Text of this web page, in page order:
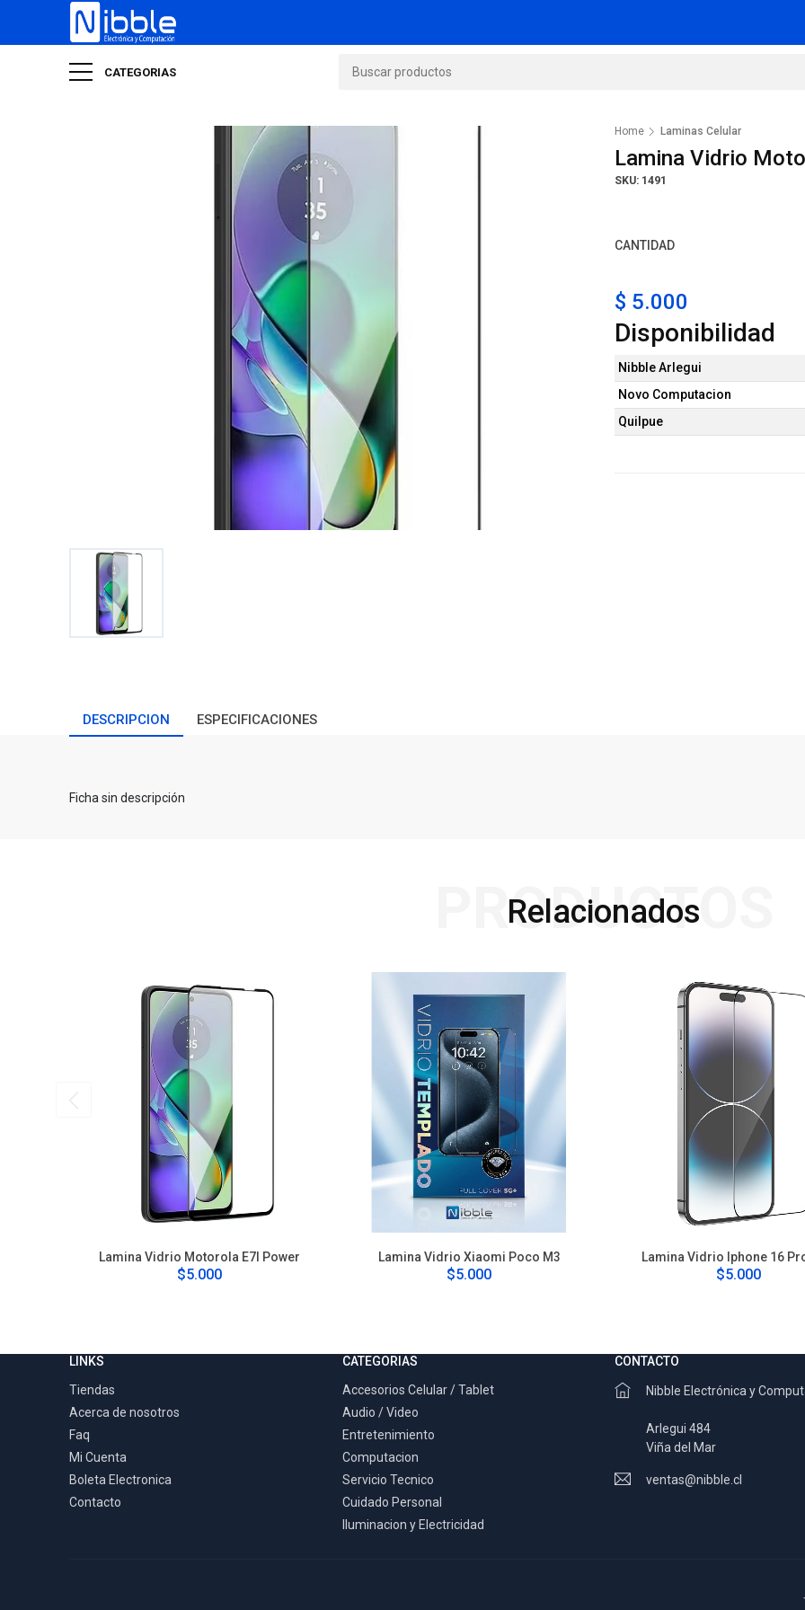
CATEGORIAS
Home Laminas Celular
Lamina Vidrio
SKU: 1491
CANTIDAD
$ 5.000
Disponibilidad
Nibble Arlegui
Novo Computacion
Quilpue
DESCRIPCION ESPECIFICACIONES
Ficha sin descripción
Relacionados
PRODUCTOS
Lamina Vidrio Motorola E7I Power
$5.000
Lamina Vidrio Xiaomi Poco M3
$5.000
Lamina Vidrio Iphone 16
$5.000
LINKS
Tiendas
Acerca de nosotros
Faq
Mi Cuenta
Boleta Electronica
Contacto
CATEGORIAS
Accesorios Celular / Tablet
Audio / Video
Entretenimiento
Computacion
Servicio Tecnico
Cuidado Personal
Iluminacion y Electricidad
CONTACTO
Nibble Electrónica y
Arlegui 484
Viña del Mar
ventas@nibble.cl